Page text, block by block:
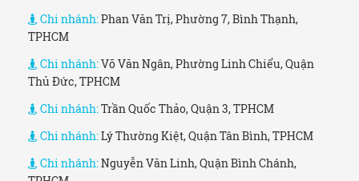
Chi nhánh:Phan Văn Trị, Phường 7, Bình Thạnh,
TPHCM
Chi nhánh:Võ Văn Ngân, Phường Linh Chiểu, Quận
Thủ Đức, TPHCM
Chi nhánh:Trần Quốc Thảo, Quận 3, TPHCM
Chi nhánh:Lý Thường Kiệt, Quận Tân Bình, TPHCM
Chi nhánh:Nguyễn Văn Linh, Quận Bình Chánh,